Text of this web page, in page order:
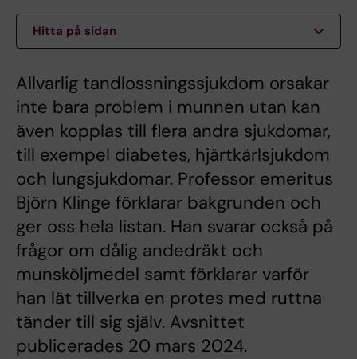
Hitta på sidan
Allvarlig tandlossningssjukdom orsakar
inte bara problem i munnen utan kan
även kopplas till flera andra sjukdomar,
till exempel diabetes, hjärtkärlsjukdom
och lungsjukdomar. Professor emeritus
Björn Klinge förklarar bakgrunden och
ger oss hela listan. Han svarar också på
frågor om dålig andedräkt och
munsköljmedel samt förklarar varför
han lät tillverka en protes med ruttna
tänder till sig själv. Avsnittet
publicerades 20 mars 2024.